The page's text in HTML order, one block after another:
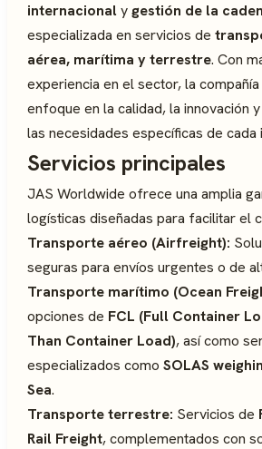
internacionalygestión de la
especializada en servicios de
aérea, marítima y terrestre. Con
experiencia en el sector, la
enfoque en la calidad, la innovación
las necesidades específicas de cada
Servicios principales
JAS Worldwide ofrece una amplia
logísticas diseñadas para facilitar el
Transporte aéreo (Airfreight):
seguras para envíos urgentes o de
Transporte marítimo (Ocean
opciones de FCL (Full Container
Than Container Load), así como
especializados como SOLAS
Sea.
Transporte terrestre: Servicios de
Rail Freight, complementados con